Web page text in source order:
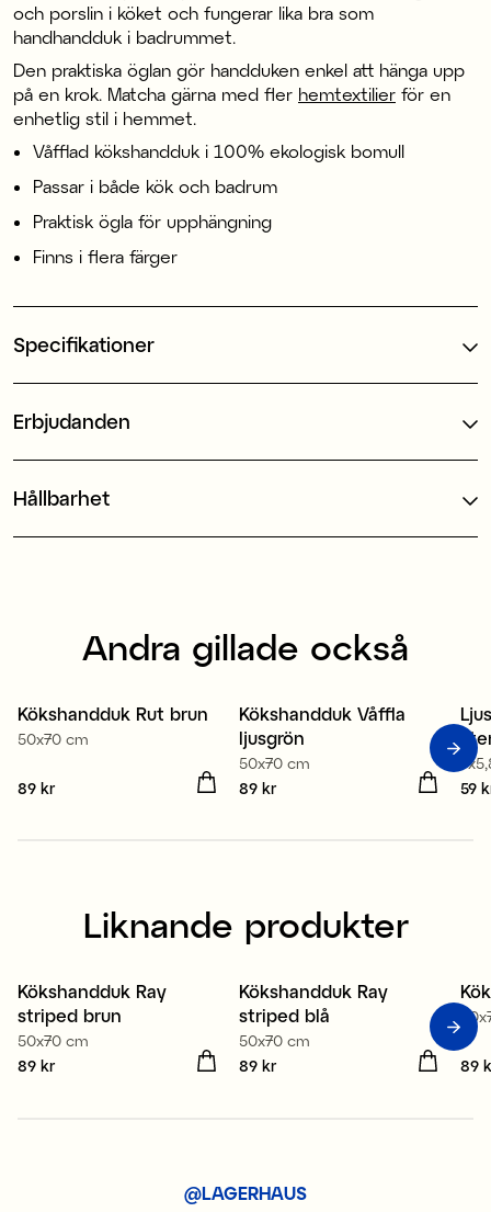
och porslin i köket och fungerar lika bra som
handhandduk i badrummet.
Den praktiska öglan gör handduken enkel att hänga upp
på en krok. Matcha gärna med fler hemtextilier för en
enhetlig stil i hemmet.
Våfflad kökshandduk i 100% ekologisk bomull
Passar i både kök och badrum
Praktisk ögla för upphängning
Finns i flera färger
Specifikationer
Erbjudanden
Hållbarhet
Andra gillade också
2 för 149 kr
Kökshandduk Rut brun
50x70 cm
Pris:
89 kr
2 för 149 kr
Kökshandduk Våffla
ljusgrön
50x70 cm
Pris:
89 kr Pris
59
Liknande produkter
Nyhet
2 för 149 kr
Kökshandduk Ray
striped brun
50x70 cm
Pris:
89 kr
2 för 149 kr
Kökshandduk Ray
striped blå
50x70 cm
Pris:
89 kr Pris
89
@LAGERHAUS